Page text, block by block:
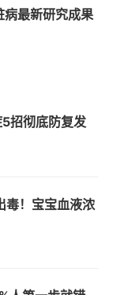
最新研究成果
招彻底防复发
毒！宝宝血液浓